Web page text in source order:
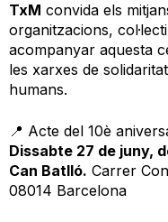
TxM convida els
organitzacions,
acompanyar aquesta
les xarxes de
humans.
📍 Acte del 10è
Dissabte 27 de juny,
Can Batlló. Carrer
08014 Barcelona